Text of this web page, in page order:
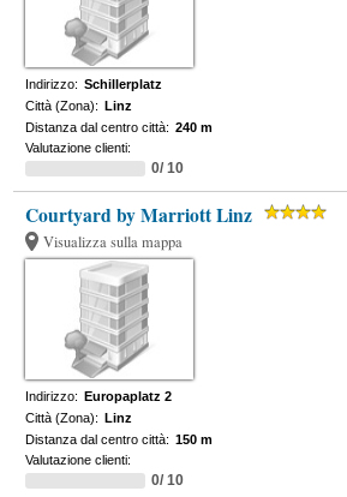
Indirizzo: Schillerplatz
Città (Zona): Linz
Distanza dal centro città: 240 m
Valutazione clienti:
0/ 10
Courtyard by Marriott Linz
Visualizza sulla mappa
Indirizzo: Europaplatz 2
Città (Zona): Linz
Distanza dal centro città: 150 m
Valutazione clienti:
0/ 10